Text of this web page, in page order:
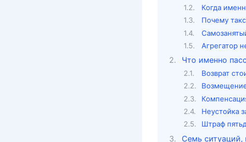
Когда
Почему
Агрегатор
Что именно
Возврат
Неустойка
Штраф
Семь ситуаций,